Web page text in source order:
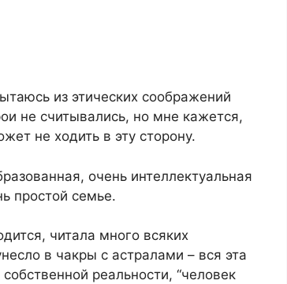
из этических соображений
не считывались, но мне кажется,
не ходить в эту сторону.
очень интеллектуальная
простой семье.
читала много всяких
в чакры с астралами – вся эта
реальности, “человек